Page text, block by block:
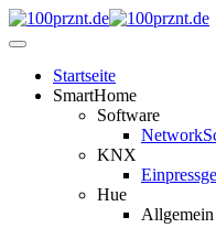
Startseite
SmartHome
Software
KNX
Hue
Allgemein